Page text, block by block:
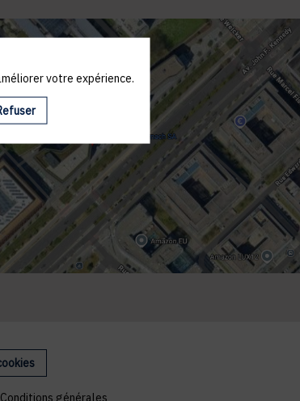
Conditions générales
votre expérience.